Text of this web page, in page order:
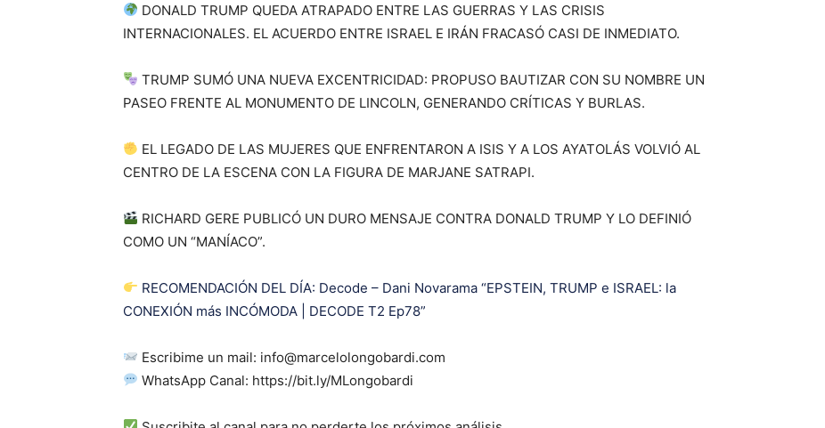
DONALD TRUMP QUEDA ATRAPADO ENTRE LAS GUERRAS Y LAS CRISIS
INTERNACIONALES. EL ACUERDO ENTRE ISRAEL E IRÁN FRACASÓ CASI DE INMEDIATO.
TRUMP SUMÓ UNA NUEVA EXCENTRICIDAD: PROPUSO BAUTIZAR CON SU NOMBRE UN
PASEO FRENTE AL MONUMENTO DE LINCOLN, GENERANDO CRÍTICAS Y BURLAS.
EL LEGADO DE LAS MUJERES QUE ENFRENTARON A ISIS Y A LOS AYATOLÁS VOLVIÓ AL
CENTRO DE LA ESCENA CON LA FIGURA DE MARJANE SATRAPI.
RICHARD GERE PUBLICÓ UN DURO MENSAJE CONTRA DONALD TRUMP Y LO DEFINIÓ
COMO UN “MANÍACO”.
RECOMENDACIÓN DEL DÍA: Decode – Dani Novarama “EPSTEIN, TRUMP e ISRAEL: la
CONEXIÓN más INCÓMODA | DECODE T2 Ep78”
Escribime un mail: info@marcelolongobardi.com
WhatsApp Canal: https://bit.ly/MLongobardi